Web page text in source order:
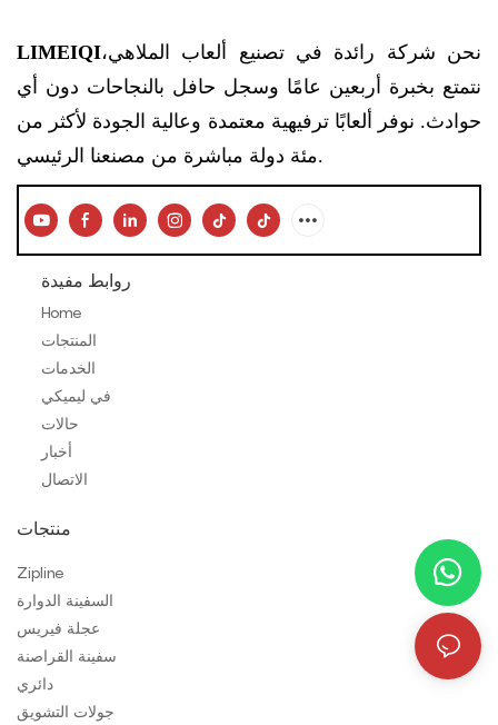
LIMEIQIنحن شركة رائدة في تصنيع ألعاب الملاهي،
نتمتع بخبرة أربعين عامًا وسجل حافل بالنجاحات دون أي
حوادث. نوفر ألعابًا ترفيهية معتمدة وعالية الجودة لأكثر من
مئة دولة مباشرة من مصنعنا الرئيسي.
روابط مفيدة
Home
المنتجات
الخدمات
في ليميكي
حالات
أخبار
الاتصال
منتجات
Zipline
السفينة الدوارة
عجلة فيريس
سفينة القراصنة
دائري
جولات التشويق